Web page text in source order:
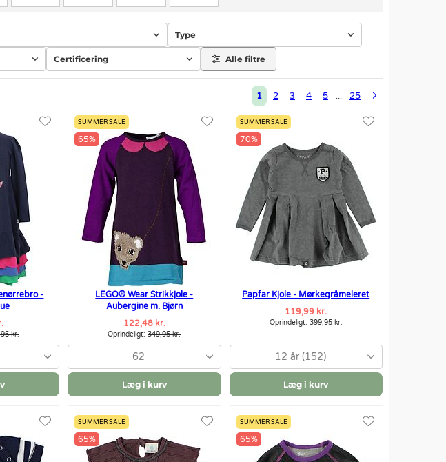
Type
Certificering Alle filtre
1 2 3 4 5 ... 25
-
kr.
SUMMER SALE
65%
LEGO® Wear Strikkjole -
Aubergine m. Bjørn
122,48 kr.
Oprindeligt:349,95 kr.
62
Læg i kurv
SUMMER SALE
70%
Papfar Kjole - Mørkegråmeleret
119,99 kr.
Oprindeligt:399,95 kr.
12 år (152)
Læg i kurv
SUMMER SALE
65%
SUMMER SALE
65%